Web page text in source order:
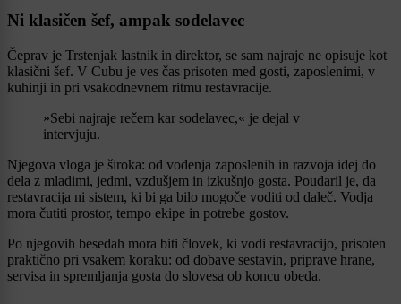
Ni klasičen šef, ampak sodelavec
Čeprav je Trstenjak lastnik in direktor, se sam najraje ne opisuje kot
klasični šef. V Cubu je ves čas prisoten med gosti, zaposlenimi, v
kuhinji in pri vsakodnevnem ritmu restavracije.
»Sebi najraje rečem kar sodelavec,« je dejal v
intervjuju.
Njegova vloga je široka: od vodenja zaposlenih in razvoja idej do
dela z mladimi, jedmi, vzdušjem in izkušnjo gosta. Poudaril je, da
restavracija ni sistem, ki bi ga bilo mogoče voditi od daleč. Vodja
mora čutiti prostor, tempo ekipe in potrebe gostov.
Po njegovih besedah mora biti človek, ki vodi restavracijo, prisoten
praktično pri vsakem koraku: od dobave sestavin, priprave hrane,
servisa in spremljanja gosta do slovesa ob koncu obeda.